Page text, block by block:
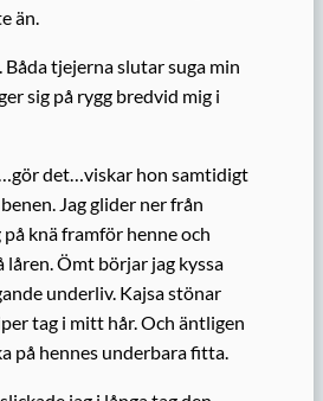
än.
Båda tjejerna slutar suga min
sig på rygg bredvid mig i
det…viskar hon samtidigt
Jag glider ner från
knä fram­för henne och
låren. Ömt börjar jag kyssa
underliv. Kajsa stönar
tag i mitt hår. Och äntligen
på hennes under­bara fitta.